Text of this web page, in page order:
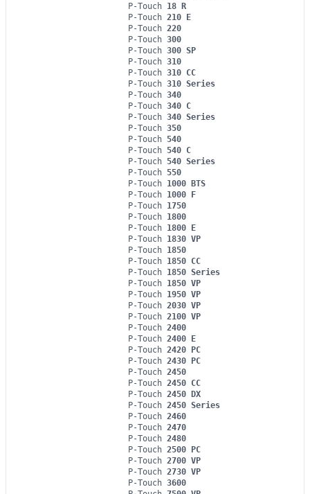
P-Touch 18 R
P-Touch 210 E
P-Touch 220
P-Touch 300
P-Touch 300 SP
P-Touch 310
P-Touch 310 CC
P-Touch 310 Series
P-Touch 340
P-Touch 340 C
P-Touch 340 Series
P-Touch 350
P-Touch 540
P-Touch 540 C
P-Touch 540 Series
P-Touch 550
P-Touch 1000 BTS
P-Touch 1000 F
P-Touch 1750
P-Touch 1800
P-Touch 1800 E
P-Touch 1830 VP
P-Touch 1850
P-Touch 1850 CC
P-Touch 1850 Series
P-Touch 1850 VP
P-Touch 1950 VP
P-Touch 2030 VP
P-Touch 2100 VP
P-Touch 2400
P-Touch 2400 E
P-Touch 2420 PC
P-Touch 2430 PC
P-Touch 2450
P-Touch 2450 CC
P-Touch 2450 DX
P-Touch 2450 Series
P-Touch 2460
P-Touch 2470
P-Touch 2480
P-Touch 2500 PC
P-Touch 2700 VP
P-Touch 2730 VP
P-Touch 3600